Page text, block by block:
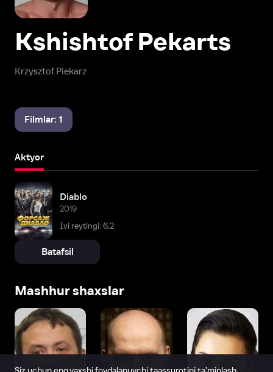
Krzysztof Piekarz
Kshishtof Pekarts
Filmlar: 1
Aktyor
Diablo
2019
Ivi reytingi: 6,2
Batafsil
Mashhur shaxslar